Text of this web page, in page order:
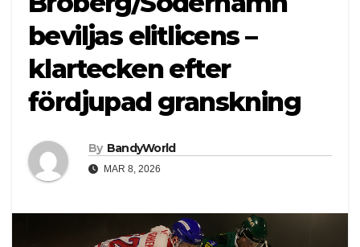
beviljas elitlicens –
klartecken efter
fördjupad granskning
By BandyWorld
MAR 8, 2026